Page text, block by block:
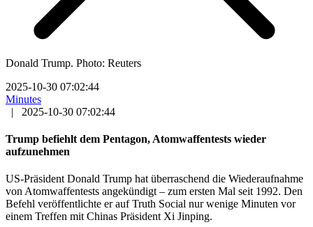
Donald Trump. Photo: Reuters
2025-10-30 07:02:44
Minutes
|
2025-10-30 07:02:44
Trump befiehlt dem Pentagon, Atomwaffentests wieder
aufzunehmen
US-Präsident Donald Trump hat überraschend die Wiederaufnahme
von Atomwaffentests angekündigt – zum ersten Mal seit 1992. Den
Befehl veröffentlichte er auf Truth Social nur wenige Minuten vor
einem Treffen mit Chinas Präsident Xi Jinping.